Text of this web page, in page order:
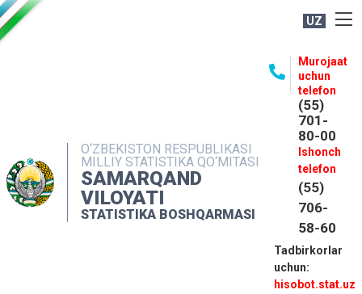
UZ
O‘ZBEKISTON RESPUBLIKASI
MILLIY STATISTIKA QO‘MITASI
SAMARQAND
VILOYATI
STATISTIKA BOSHQARMASI
Murojaat
uchun
telefon
(55)
701-
80-00
Ishonch
telefon
(55)
706-
58-60
Tadbirkorlar
uchun:
hisobot.stat.uz
MATBUOT XIZMATI
MUROJAATLAR
KONTAKTLAR